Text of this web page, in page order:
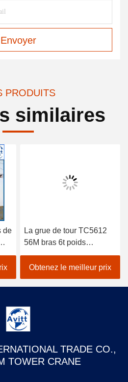
Envoyer
PRODUITS
similaires
de
La grue de tour TC5612
56M bras 6t poids
équipement de
construction de bâtiment
Obtenez le meilleur prix
TRADE CO.,
TOWER CRANE